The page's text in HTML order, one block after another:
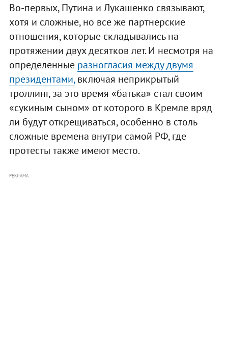
Во-первых, Путина и Лукашенко связывают,
хотя и сложные, но все же партнерские
отношения, которые складывались на
протяжении двух десятков лет. И несмотря на
определенные разногласия между двумя
президентами,включая неприкрытый
троллинг, за это время «батька» стал своим
«сукиным сыном» от которого в Кремле вряд
ли будут открещиваться, особенно в столь
сложные времена внутри самой РФ, где
протесты также имеют место.
РЕКЛАМА